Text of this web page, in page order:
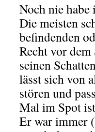
Noch nie
Die meisten
befindenden
Recht vor
seinen
lässt sich von
stören und
Mal im Spot
Er war immer